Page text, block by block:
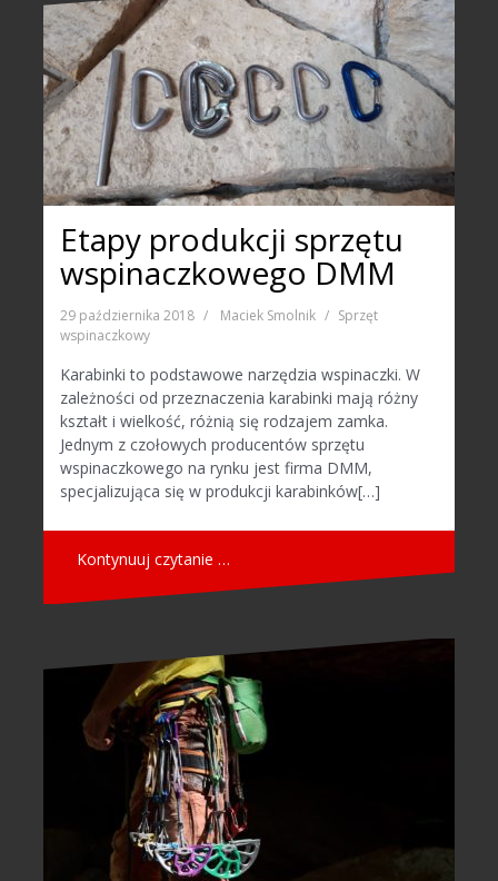
Etapy produkcji sprzętu
wspinaczkowego DMM
29 października 2018 Maciek Smolnik
Sprzęt
wspinaczkowy
Karabinki to podstawowe narzędzia wspinaczki. W
zależności od przeznaczenia karabinki mają różny
kształt i wielkość, różnią się rodzajem zamka.
Jednym z czołowych producentów sprzętu
wspinaczkowego na rynku jest firma DMM,
specjalizująca się w produkcji karabinków[…]
Kontynuuj czytanie …